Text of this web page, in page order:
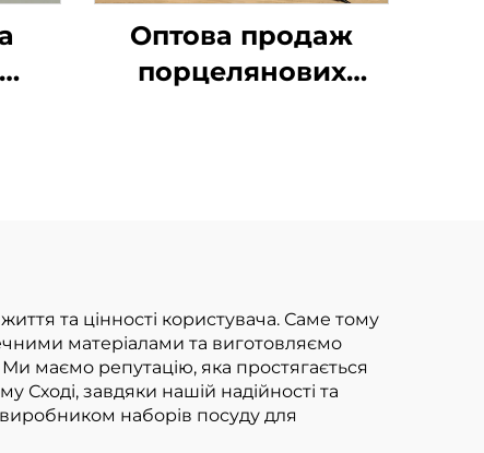
Оптова продаж
порцелянових
та цінності користувача. Саме тому
матеріалами та виготовляємо
маємо репутацію, яка простягається
Сході, завдяки нашій надійності та
наборів посуду для